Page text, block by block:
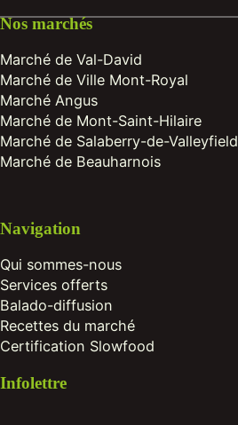
Nos marchés
Marché de Val-David
Marché de Ville Mont-Royal
Marché Angus
Marché de Mont-Saint-Hilaire
Marché de Salaberry-de-Valleyfield
Marché de Beauharnois
Navigation
Qui sommes-nous
Services offerts
Balado-diffusion
Recettes du marché
Certification Slowfood
Infolettre